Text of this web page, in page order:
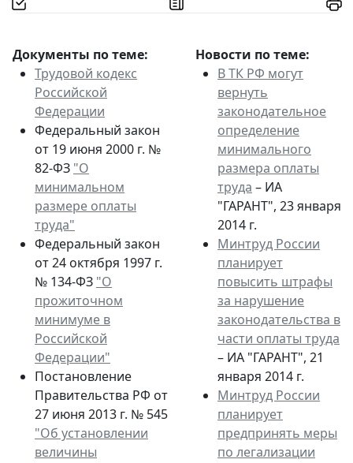
Документы по теме:
Новости по теме:
Трудовой кодекс
Российской
Федерации
Федеральный закон
от 19 июня 2000 г. №
82-ФЗ "О
минимальном
размере оплаты
труда"
Федеральный закон
от 24 октября 1997 г.
№ 134-ФЗ "О
прожиточном
минимуме в
Российской
Федерации"
Постановление
Правительства РФ от
27 июня 2013 г. № 545
"Об установлении
величины
В ТК РФ могут
вернуть
законодательное
определение
минимального
размера оплаты
труда – ИА
"ГАРАНТ", 23 января
2014 г.
Минтруд России
планирует
повысить штрафы
за нарушение
законодательства в
части оплаты труда
– ИА "ГАРАНТ", 21
января 2014 г.
Минтруд России
планирует
предпринять меры
по легализации